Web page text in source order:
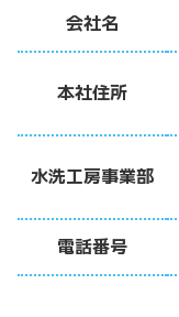
会社名
本社住所
水洗工房事業部
電話番号